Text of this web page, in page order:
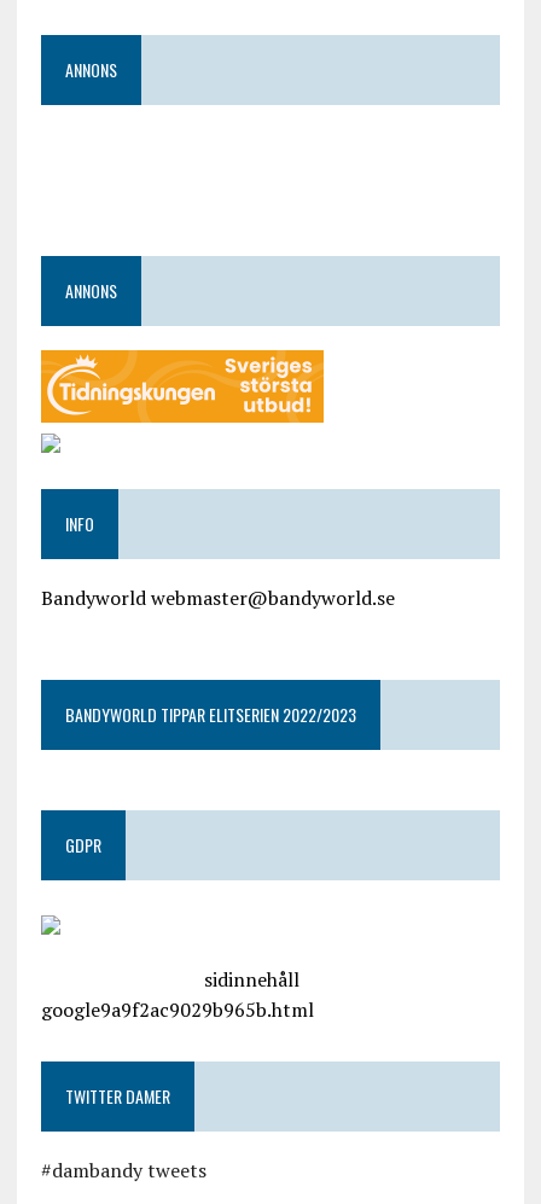
ANNONS
ANNONS
INFO
Bandyworld webmaster@bandyworld.se
BANDYWORLD TIPPAR ELITSERIEN 2022/2023
GDPR
sidinnehåll
google9a9f2ac9029b965b.html
TWITTER DAMER
#dambandy tweets